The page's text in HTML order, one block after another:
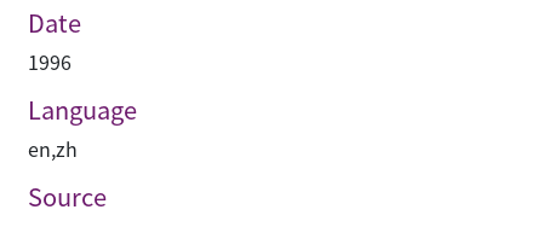
Date
1996
Language
en,zh
Source